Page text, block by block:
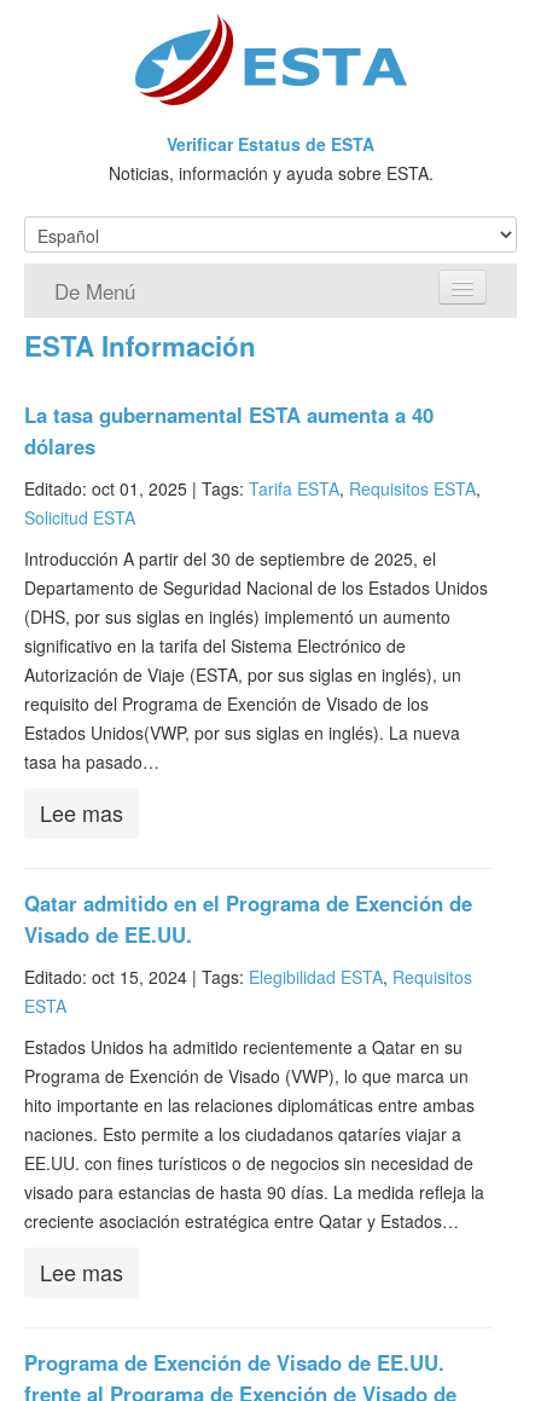
Verificar Estatus de ESTA
Noticias, información y ayuda sobre ESTA.
De Menú
Página de inicio
¿Qué es ESTA?
VWP
Verificar ESTA
ESTA Información
Contacto
ESTA Información
La tasa gubernamental ESTA aumenta a 40
dólares
Editado: oct 01, 2025 | Tags: Tarifa ESTA, Requisitos ESTA,
Solicitud ESTA
Introducción A partir del 30 de septiembre de 2025, el
Departamento de Seguridad Nacional de los Estados Unidos
(DHS, por sus siglas en inglés) implementó un aumento
significativo en la tarifa del Sistema Electrónico de
Autorización de Viaje (ESTA, por sus siglas en inglés), un
requisito del Programa de Exención de Visado de los
Estados Unidos(VWP, por sus siglas en inglés). La nueva
tasa ha pasado…
Lee mas
Qatar admitido en el Programa de Exención de
Visado de EE.UU.
Editado: oct 15, 2024 | Tags: Elegibilidad ESTA, Requisitos
ESTA
Estados Unidos ha admitido recientemente a Qatar en su
Programa de Exención de Visado (VWP), lo que marca un
hito importante en las relaciones diplomáticas entre ambas
naciones. Esto permite a los ciudadanos qataríes viajar a
EE.UU. con fines turísticos o de negocios sin necesidad de
visado para estancias de hasta 90 días. La medida refleja la
creciente asociación estratégica entre Qatar y Estados…
Lee mas
Programa de Exención de Visado de EE.UU.
frente al Programa de Exención de Visado de